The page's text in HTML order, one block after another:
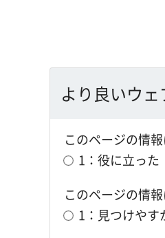
より良いウ
このページの情
1：役に立った
このページの情
1：見つけやす